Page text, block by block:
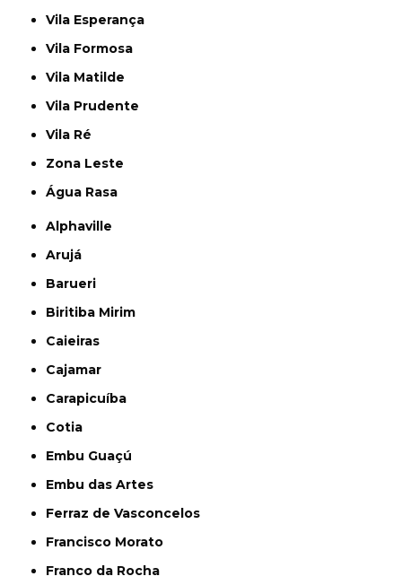
Vila Esperança
Vila Formosa
Vila Matilde
Vila Prudente
Vila Ré
Zona Leste
Água Rasa
Alphaville
Arujá
Barueri
Biritiba Mirim
Caieiras
Cajamar
Carapicuíba
Cotia
Embu Guaçú
Embu das Artes
Ferraz de Vasconcelos
Francisco Morato
Franco da Rocha